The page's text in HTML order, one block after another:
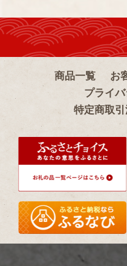
商品一覧 お
プライ
特定商取